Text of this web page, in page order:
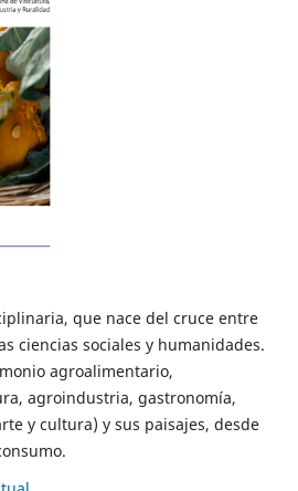
que nace del cruce entre
ciencias sociales y humanidades.
agroalimentario,
agroindustria, gastronomía,
y cultura) y sus paisajes, desde